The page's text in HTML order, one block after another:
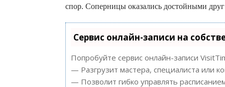
спор. Соперницы оказались достойными
Сервис онлайн-записи на
Попробуйте сервис онлайн-записи
— Разгрузит мастера, специалиста или
— Позволит гибко управлять